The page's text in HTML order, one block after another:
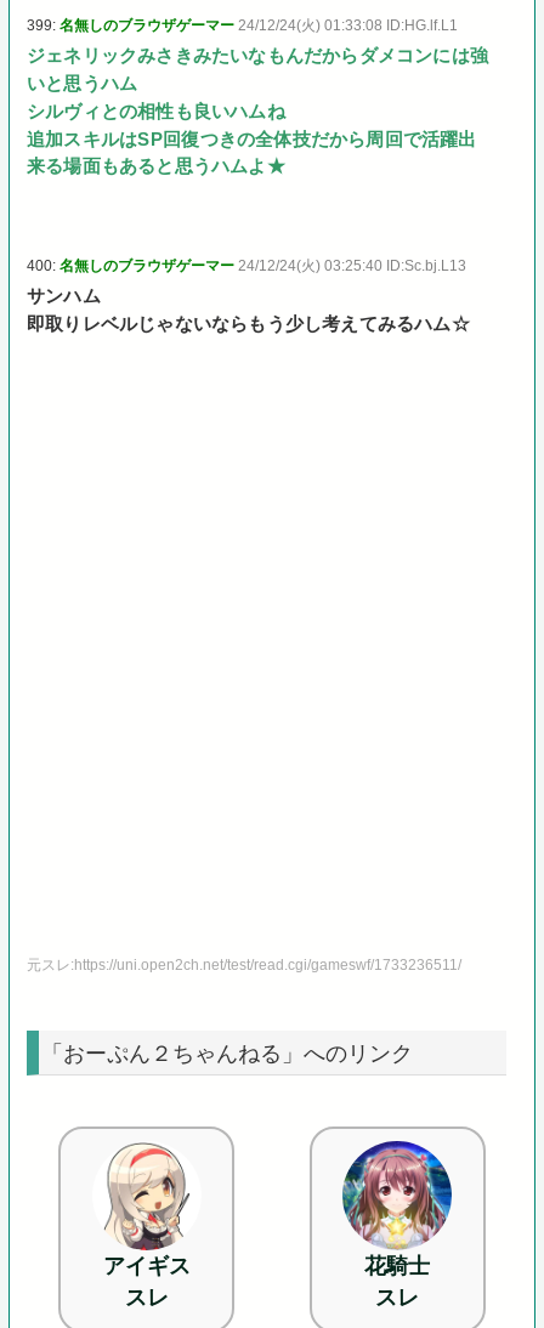
399:名無しのブラウザゲーマー 24/12/24(火) 01:33:08 ID:HG.lf.L1
ジェネリックみさきみたいなもんだからダメコンには強
いと思うハム
シルヴィとの相性も良いハムね
追加スキルはSP回復つきの全体技だから周回で活躍出
来る場面もあると思うハムよ★
400:名無しのブラウザゲーマー 24/12/24(火) 03:25:40 ID:Sc.bj.L13
サンハム
即取りレベルじゃないならもう少し考えてみるハム☆
元スレ:https://uni.open2ch.net/test/read.cgi/gameswf/1733236511/
「おーぷん２ちゃんねる」へのリンク
アイギス
スレ
花騎士
スレ